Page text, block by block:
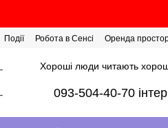
Події Робота в Сенсі Оренда
Хороші люди читають
093-504-40-70